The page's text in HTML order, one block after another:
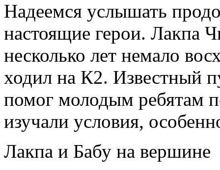
Надеемся услышать
настоящие герои. Лакпа
несколько лет немало
ходил на К2. Известный
помог молодым ребятам
изучали условия,
Лакпа и Бабу на вершине